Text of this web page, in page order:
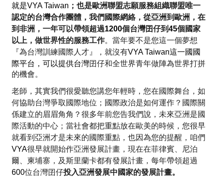
就是VYA Taiwan ；也是歐洲聯盟志願服務組織聯盟唯一
認定的台灣合作團體，我們國際網絡，從亞洲到歐洲，在
到非洲，一年可以帶領超過1200個台灣囝仔到45個國家
以上，做世界性的服務工作。當年要不是您這一個夢想
『為台灣訓練國際人才』，就沒有VYA Taiwan這一國國
際平台，可以提供台灣囝仔和全世界青年做陣為世界打拼
的機會。
老師，其實我們很愛聽您講您年輕時，您在國際舞台，如
何協助台灣爭取國際地位；國際政治是如何運作？國際關
係建立的眉眉角角？很多年前您告我們說，未來亞洲是國
際活動的中心；當社會都把重點放在歐美的時候，您很早
就看到亞洲才是未來的國際重點，也因為您的提醒，咱們
VYA很早就開始作亞洲發展計畫，現在在菲律賓、尼泊
爾、柬埔寨，及斯里蘭卡都有發展計畫，每年帶領超過
600位台灣囝仔投入亞洲發展中國家的發展計畫。